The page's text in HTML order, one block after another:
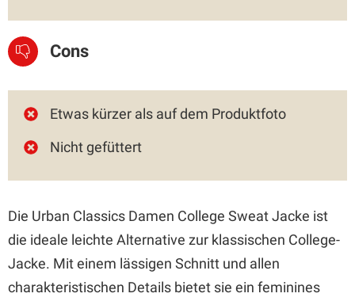
Cons
Etwas kürzer als auf dem Produktfoto
Nicht gefüttert
Die Urban Classics Damen College Sweat Jacke ist
die ideale leichte Alternative zur klassischen College-
Jacke. Mit einem lässigen Schnitt und allen
charakteristischen Details bietet sie ein feminines